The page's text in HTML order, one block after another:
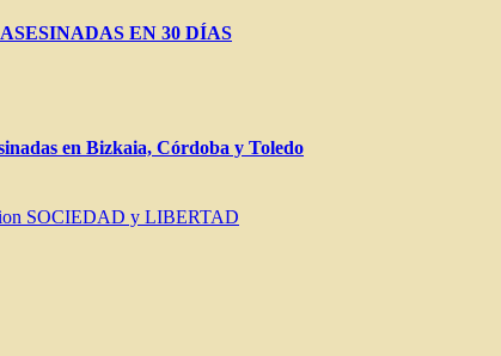
EN 30 DÍAS
en Bizkaia, Córdoba y Toledo
SOCIEDAD y LIBERTAD